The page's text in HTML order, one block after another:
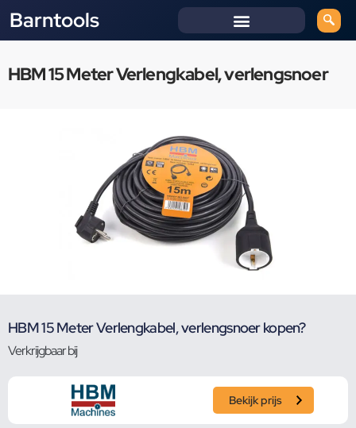
Barntools
HBM 15 Meter Verlengkabel, verlengsnoer
HBM 15 Meter Verlengkabel, verlengsnoer kopen?
Verkrijgbaar bij
Bekijk prijs